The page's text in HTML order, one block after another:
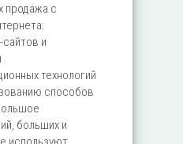
продажа с
и
технологий
способов
больших и